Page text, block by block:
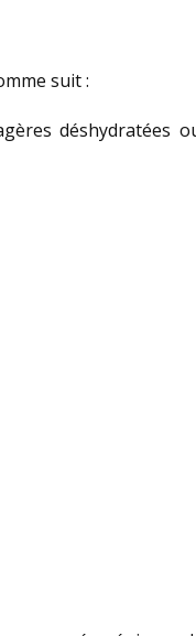
suit :
déshydratées